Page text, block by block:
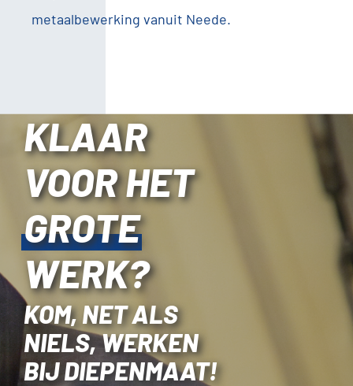
metaalbewerking vanuit Neede.
KLAAR
VOOR HET
GROTE
WERK?
KOM, NET ALS
NIELS, WERKEN
BIJ DIEPENMAAT!